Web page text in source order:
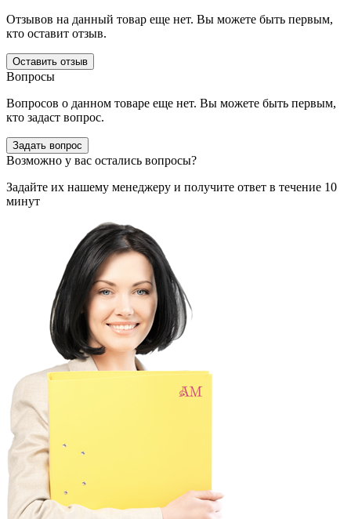
Отзывов на данный товар еще нет. Вы можете быть первым,
кто оставит отзыв.
Оставить отзыв
Вопросы
Вопросов о данном товаре еще нет. Вы можете быть первым,
кто задаст вопрос.
Задать вопрос
Возможно у вас остались вопросы?
Задайте их нашему менеджеру и получите ответ в течение 10
минут